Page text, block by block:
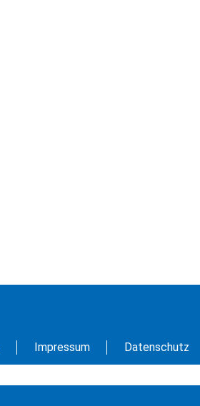
Impressum Datenschutz